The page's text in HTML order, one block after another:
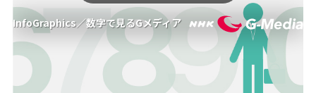
InfoGraphics／数字で見るGメディア